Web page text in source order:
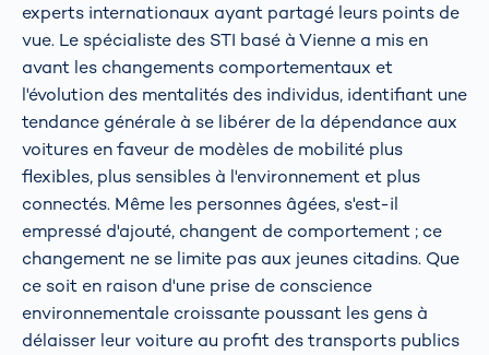
experts internationaux ayant partagé leurs points de
vue. Le spécialiste des STI basé à Vienne a mis en
avant les changements comportementaux et
l'évolution des mentalités des individus, identifiant une
tendance générale à se libérer de la dépendance aux
voitures en faveur de modèles de mobilité plus
flexibles, plus sensibles à l'environnement et plus
connectés. Même les personnes âgées, s'est-il
empressé d'ajouté, changent de comportement ; ce
changement ne se limite pas aux jeunes citadins. Que
ce soit en raison d'une prise de conscience
environnementale croissante poussant les gens à
délaisser leur voiture au profit des transports publics